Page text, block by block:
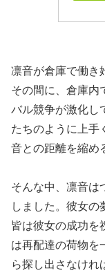
凛音が倉庫で働き
その間に、倉庫内
バル競争が激化し
たちのように上手
音との距離を縮め
そんな中、凛音は
しました。彼女の
皆は彼女の成功を
は再配達の荷物を
ら探し出さなけれ